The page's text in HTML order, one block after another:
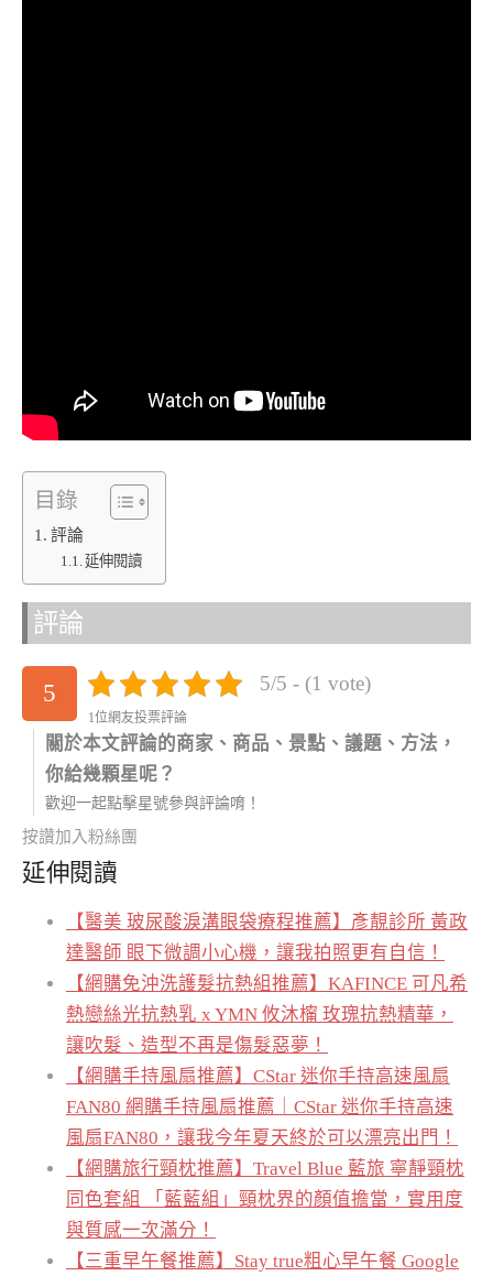
目錄
評論
延伸閱讀
評論
5 5/5 - (1 vote)
1位網友投票評論
關於本文評論的商家、商品、景點、議題、方法，
你給幾顆星呢？
歡迎一起點擊星號參與評論唷！
按讚加入粉絲團
延伸閱讀
【醫美 玻尿酸淚溝眼袋療程推薦】彥靚診所 黃政
達醫師 眼下微調小心機，讓我拍照更有自信！
【網購免沖洗護髮抗熱組推薦】KAFINCE 可凡希
熱戀絲光抗熱乳 x YMN 攸沐橣 玫瑰抗熱精華，
讓吹髮、造型不再是傷髮惡夢！
【網購手持風扇推薦】CStar 迷你手持高速風扇
FAN80 網購手持風扇推薦｜CStar 迷你手持高速
風扇FAN80，讓我今年夏天終於可以漂亮出門！
【網購旅行頸枕推薦】Travel Blue 藍旅 寧靜頸枕
同色套組 「藍藍組」頸枕界的顏值擔當，實用度
與質感一次滿分！
【三重早午餐推薦】Stay true粗心早午餐 Google